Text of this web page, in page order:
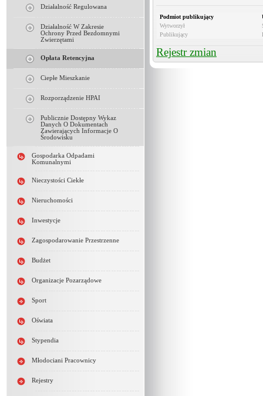
Działalność Regulowana
Działalność W Zakresie
Ochrony Przed Bezdomnymi
Zwierzętami
Opłata Retencyjna
Ciepłe Mieszkanie
Rozporządzenie HPAI
Publicznie Dostępny Wykaz
Danych O Dokumentach
Zawierających Informacje O
Środowisku
Gospodarka Odpadami
Komunalnymi
Nieczystości Ciekłe
Nieruchomości
Inwestycje
Zagospodarowanie Przestrzenne
Budżet
Organizacje Pozarządowe
Sport
Oświata
Stypendia
Młodociani Pracownicy
Rejestry
Podmiot publikujący
Wytworzył
Publikujący
Rejestr zmian